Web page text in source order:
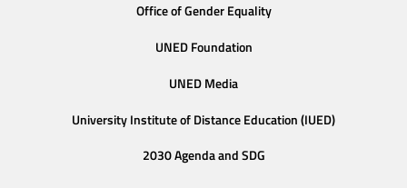
Office of Gender Equality
UNED Foundation
UNED Media
University Institute of Distance Education (IUED)
2030 Agenda and SDG